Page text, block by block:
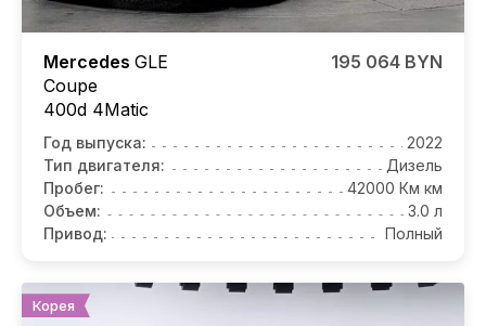
Mercedes GLE
Coupe
400d 4Matic
195 064 BYN
Год выпуска:
2022
Тип двигателя:
Дизель
Пробег:
42000 Км км
Объем:
3.0 л
Привод:
Полный
Корея